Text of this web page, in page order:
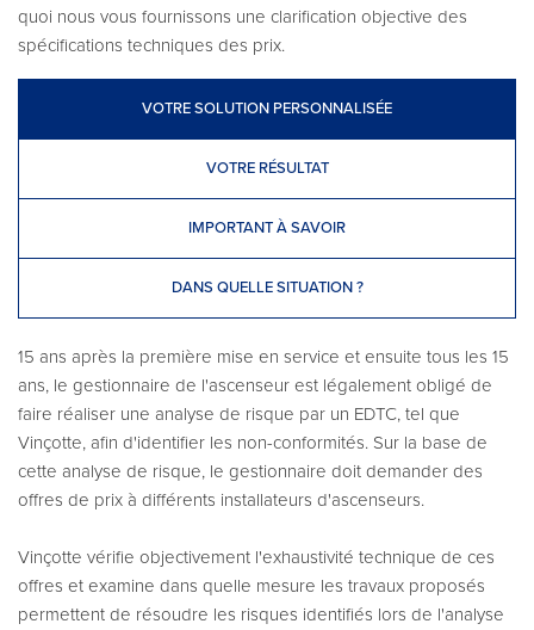
quoi nous vous fournissons une clarification objective des
spécifications techniques des prix.
VOTRE SOLUTION PERSONNALISÉE
VOTRE RÉSULTAT
IMPORTANT À SAVOIR
DANS QUELLE SITUATION ?
15 ans après la première mise en service et ensuite tous les 15
ans, le gestionnaire de l'ascenseur est légalement obligé de
faire réaliser une analyse de risque par un EDTC, tel que
Vinçotte, afin d'identifier les non-conformités. Sur la base de
cette analyse de risque, le gestionnaire doit demander des
offres de prix à différents installateurs d'ascenseurs.
Vinçotte vérifie objectivement l'exhaustivité technique de ces
offres et examine dans quelle mesure les travaux proposés
permettent de résoudre les risques identifiés lors de l'analyse